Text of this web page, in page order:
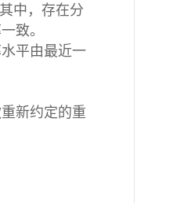
中，存在分
致。
平由最近一
新约定的重